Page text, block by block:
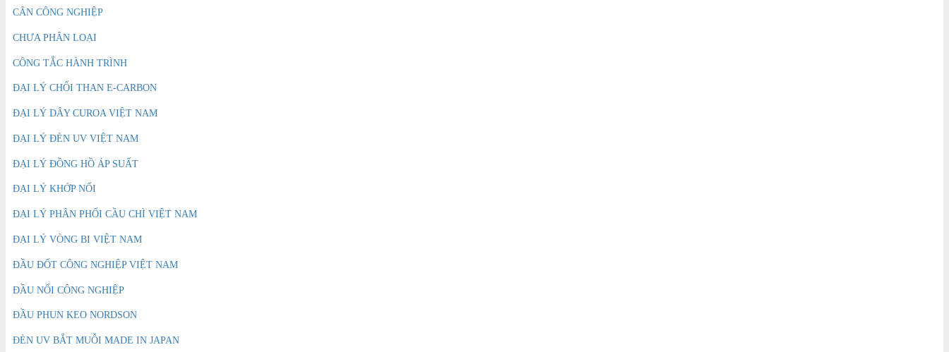
CÂN CÔNG NGHIỆP
CHƯA PHÂN LOẠI
CÔNG TẮC HÀNH TRÌNH
ĐẠI LÝ CHỔI THAN E-CARBON
ĐẠI LÝ DÂY CUROA VIỆT NAM
ĐẠI LÝ ĐÈN UV VIỆT NAM
ĐẠI LÝ ĐỒNG HỒ ÁP SUẤT
ĐẠI LÝ KHỚP NỐI
ĐẠI LÝ PHÂN PHỐI CẦU CHÌ VIỆT NAM
ĐẠI LÝ VÒNG BI VIỆT NAM
ĐẦU ĐỐT CÔNG NGHIỆP VIỆT NAM
ĐẦU NỐI CÔNG NGHIỆP
ĐẦU PHUN KEO NORDSON
ĐÈN UV BẮT MUỖI MADE IN JAPAN